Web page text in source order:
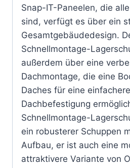
Snap-IT-Paneelen, die
sind, verfügt es über ein
Gesamtgebäudedesign.
Schnellmontage-
außerdem über eine
Dachmontage, die eine
Daches für eine
Dachbefestigung
Schnellmontage-
ein robusterer Schuppen
Aufbau, er ist auch eine
attraktivere Variante von